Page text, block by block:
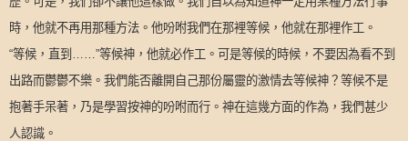
時，他就不再用那種方法。他吩咐我們在那裡等候，他就在那裡作工。
“等候，直到……”等候神，他就必作工。可是等候的時候，不要因為看不到
出路而鬱鬱不樂。我們能否離開自己那份屬靈的激情去等候神？等候不是
抱著手呆著，乃是學習按神的吩咐而行。神在這幾方面的作為，我們甚少
人認識。